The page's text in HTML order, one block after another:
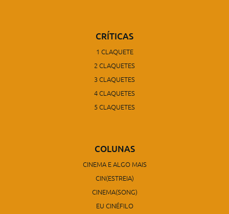
CRÍTICAS
1 CLAQUETE
2 CLAQUETES
3 CLAQUETES
4 CLAQUETES
5 CLAQUETES
COLUNAS
CINEMA E ALGO MAIS
CIN(ESTREIA)
CINEMA(SONG)
EU CINÉFILO